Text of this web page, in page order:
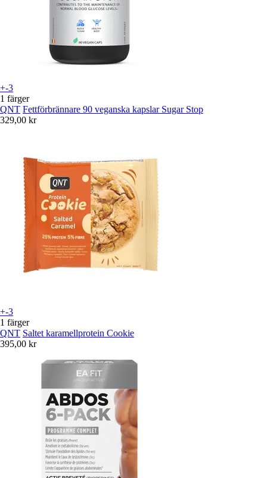
+-3
1 färger
QNT Fettförbrännare 90 veganska kapslar Sugar Stop
329,00 kr
+-3
1 färger
QNT Saltet karamellprotein Cookie
395,00 kr